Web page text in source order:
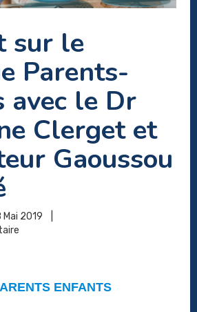
sur le
Parents-
avec le Dr
Clerget et
Gaoussou
Mai 2019
ENFANTS